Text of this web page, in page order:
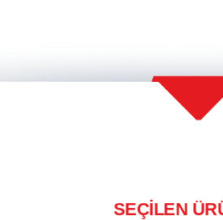
SEÇİLEN